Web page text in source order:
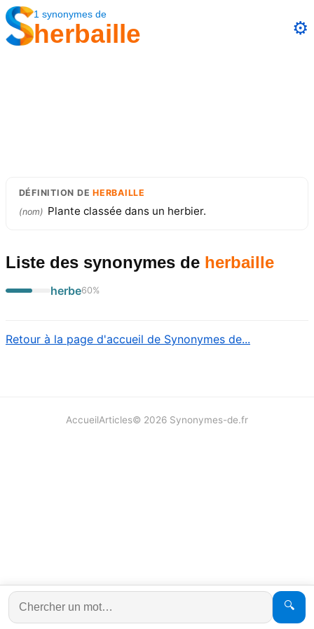
1 synonymes de
herbaille ⚙️
DÉFINITION DEHERBAILLE
(nom) Plante classée dans un herbier.
Liste des synonymes de herbaille
herbe60%
Retour à la page d'accueil de Synonymes de...
🔍
AccueilArticles© 2026 Synonymes-de.fr